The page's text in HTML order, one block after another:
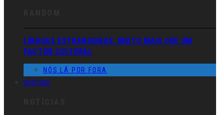
LÍNGUAS ESTRANGEIRAS: MUITO MAIS QUE UM
FACTOR CULTURAL
NÓS LÁ POR FORA
NOTÍCIAS